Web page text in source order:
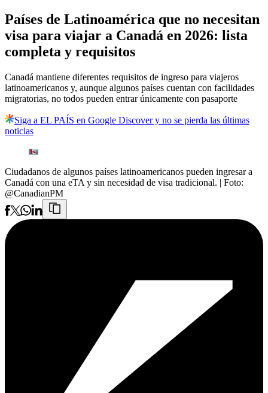
Países de Latinoamérica que no necesitan
visa para viajar a Canadá en 2026: lista
completa y requisitos
Canadá mantiene diferentes requisitos de ingreso para viajeros
latinoamericanos y, aunque algunos países cuentan con facilidades
migratorias, no todos pueden entrar únicamente con pasaporte
Siga a EL PAÍS en Google Discover y no se pierda las últimas
noticias
Ciudadanos de algunos países latinoamericanos pueden ingresar a
Canadá con una eTA y sin necesidad de visa tradicional. | Foto:
@CanadianPM